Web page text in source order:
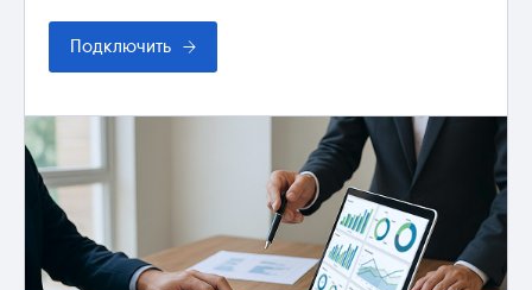
Подключить